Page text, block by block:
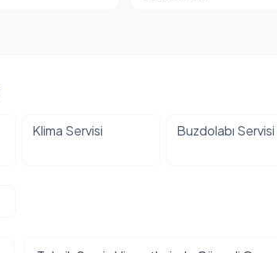
Klima Servisi Buzdolabı Servisi